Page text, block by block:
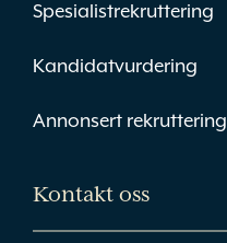
Spesialistrekruttering
Kandidatvurdering
Annonsert rekruttering
Kontakt oss